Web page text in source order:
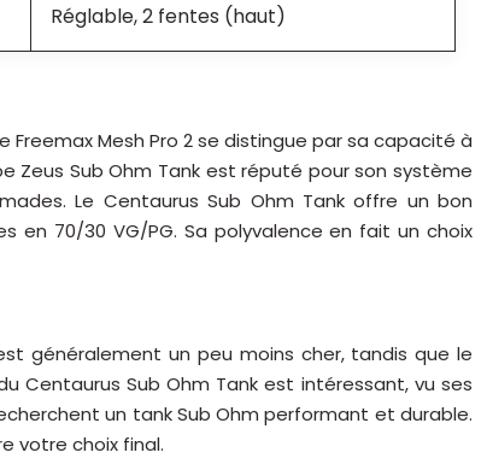
Réglable, 2 fentes (haut)
Mesh Pro 2 se distingue par sa capacité à
Zeus Sub Ohm Tank est réputé pour son système
Le Centaurus Sub Ohm Tank offre un bon
en 70/30 VG/PG. Sa polyvalence en fait un choix
généralement un peu moins cher, tandis que le
Centaurus Sub Ohm Tank est intéressant, vu ses
un tank Sub Ohm performant et durable.
votre choix final.